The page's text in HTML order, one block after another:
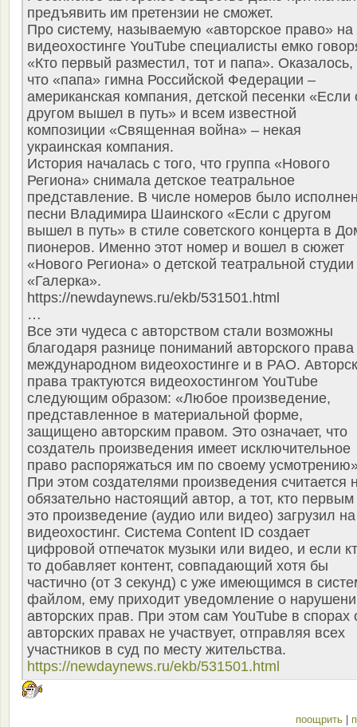
предъявить им претензии не сможет.
Про систему, называемую «авторское право» на
видеохостинге YouTube специалисты емко
«Кто первый разместил, тот и папа». Оказалось,
что «папа» гимна Российской Федерации –
американская компания, детской песенки «Если
другом вышел в путь» и всем известной
композиции «Священная война» – некая
украинская компания.
История началась с того, что группа «Нового
Региона» снимала детское театральное
представление. В числе номеров было
песни Владимира Шаинского «Если с другом
вышел в путь» в стиле советского концерта в
пионеров. Именно этот номер и вошел в сюжет
«Нового Региона» о детской театральной студии
«Галерка».
https://newdaynews.ru/ekb/531501.html
…
Все эти чудеса с авторством стали возможны
благодаря разнице пониманий авторского
международном видеохостинге и в РАО.
права трактуются видеохостингом YouTube
следующим образом: «Любое произведение,
представленное в материальной форме,
защищено авторским правом. Это означает, что
создатель произведения имеет исключительное
право распоряжаться им по своему
При этом создателями произведения считается
обязательно настоящий автор, а тот, кто первым
это произведение (аудио или видео) загрузил на
видеохостинг. Система Content ID создает
цифровой отпечаток музыки или видео, и если
то добавляет контент, совпадающий хотя бы
частично (от 3 секунд) с уже имеющимся в
файлом, ему приходит уведомление о
авторских прав. При этом сам YouTube в спорах
авторских правах не участвует, отправляя всех
участников в суд по месту жительства.
https://newdaynews.ru/ekb/531501.html
поощрить